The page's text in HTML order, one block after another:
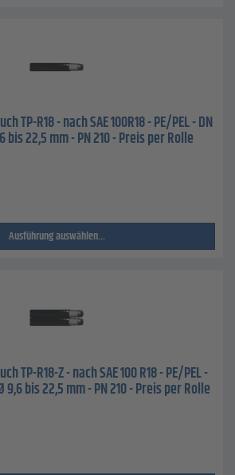
TP-R18 - nach SAE 100R18 - PE/PEL - DN
bis 22,5 mm - PN 210 - Preis per Rolle
Ausführung auswählen...
TP-R18-Z - nach SAE 100 R18 - PE/PEL -
9,6 bis 22,5 mm - PN 210 - Preis per Rolle